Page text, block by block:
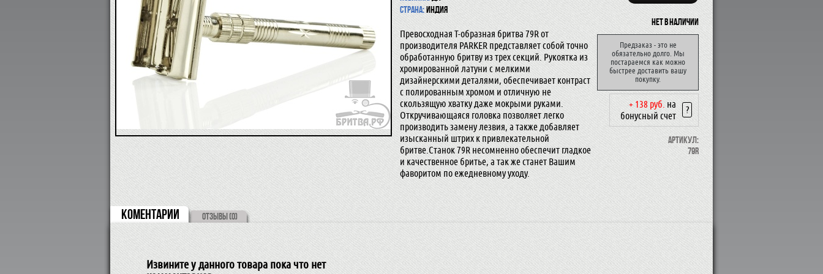
Нет в наличии
Предзаказ - это не
обязательно долго. Мы
постараемся как можно
быстрее доставить вашу
покупку.
+ 138 руб. на
бонусный счет
?
Артикул:
79R
Страна:Индия
Превосходная Т-образная бритва 79R от
производителя PARKER представляет собой точно
обработанную бритву из трех секций. Рукоятка из
хромированной латуни с мелкими
дизайнерскими деталями, обеспечивает контраст
с полированным хромом и отличную не
скользящую хватку даже мокрыми руками.
Откручивающаяся головка позволяет легко
производить замену лезвия, а также добавляет
изысканный штрих к привлекательной
бритве.Станок 79R несомненно обеспечит гладкое
и качественное бритье, а так же станет Вашим
фаворитом по ежедневному уходу.
КОМЕНТАРИИ ОТЗЫВЫ (0)
Извините у данного товара пока что нет